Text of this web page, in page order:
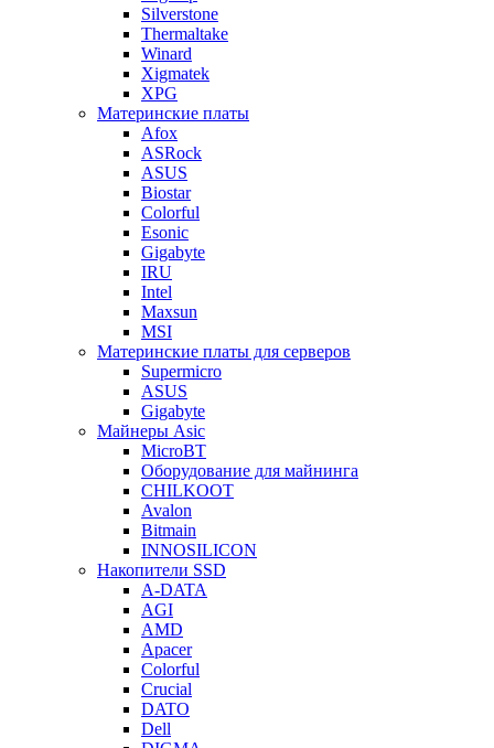
Silverstone
Thermaltake
Winard
Xigmatek
XPG
Материнские платы
Afox
ASRock
ASUS
Biostar
Colorful
Esonic
Gigabyte
IRU
Intel
Maxsun
MSI
Материнские платы для серверов
Supermicro
ASUS
Gigabyte
Майнеры Asic
MicroBT
Оборудование для майнинга
CHILKOOT
Avalon
Bitmain
INNOSILICON
Накопители SSD
A-DATA
AGI
AMD
Apacer
Colorful
Crucial
DATO
Dell